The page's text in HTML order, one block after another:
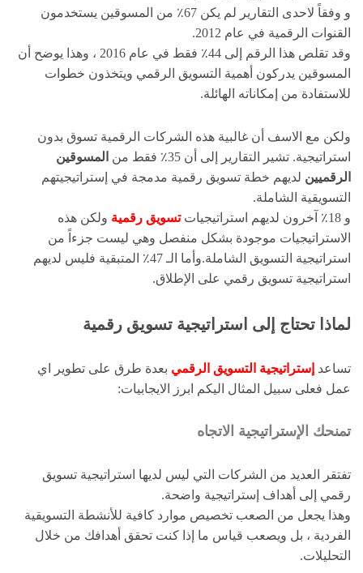
و وفقاً لاحدى التقارير لم يكن 67٪ من المسوقين يستخدمون
القنوات الرقمية في عام 2012.
وقد تقلص هذا الرقم إلى 44٪ فقط في عام 2016 ، وهذا يوضح أن
المسوقين يدركون أهمية التسويق الرقمي ويتخذون خطوات
للاستفادة من إمكاناته الهائلة.
ولكن مع الاسف أن غالبية هذه الشركات الرقمية تسوق بدون
استراتيجية. تشير التقارير إلى أن 35٪ فقط من
المسوقين
الرقميين لديهم خطة تسويق رقمية مدمجة في إستراتيجيتهم
التسويقية الشاملة.
و 18٪ آخرون لديهم استراتيجيات
تسويق رقمية ولكن هذه
الاستراتيجيات موجودة بشكل منفصل وهي ليست جزءاً من
استراتيجية التسويق الشاملة.وأما الـ 47٪ المتبقية فليس لديهم
استراتيجية تسويق رقمي على الإطلاق.
لماذا تحتاج إلى استراتيجية تسويق رقمية
تساعد إستراتيجية التسويق الرقمي بعدة طرق على تطوير اي
عمل فعلى سبيل المثال اليكم ابرز الايجابيات:
تمنحك الإستراتيجية الاتجاه
تفتقر العديد من الشركات التي ليس لديها استراتيجية تسويق
رقمي إلى أهداف إستراتيجية واضحة.
وهذا يجعل من الصعب تخصيص موارد كافية للأنشطة التسويقية
الفردية ، بل ويصعب قياس ما إذا كنت تحقق أهدافك من خلال
التحليلات.